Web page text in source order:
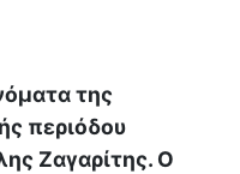
της
περιόδου
Ζαγαρίτης. Ο